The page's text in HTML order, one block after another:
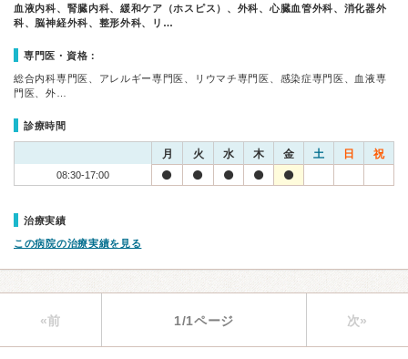
血液内科、腎臓内科、緩和ケア（ホスピス）、外科、心臓血管外科、消化器外
科、脳神経外科、整形外科、リ…
専門医・資格：
総合内科専門医、アレルギー専門医、リウマチ専門医、感染症専門医、血液専
門医、外…
診療時間
月 火 水 木 金 土 日 祝
08:30-17:00
治療実績
この病院の治療実績を見る
«前 1/1ページ 次»